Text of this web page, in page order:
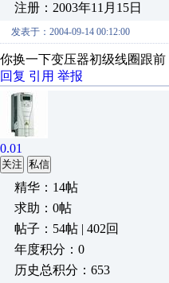
注册：2003年11月15日
发表于：2004-09-14 00:12:00
你换一下变压器初级线圈跟
回复 引用 举报
0.01
关注 私信
精华：14帖
求助：0帖
帖子：54帖 | 402回
年度积分：0
历史总积分：653